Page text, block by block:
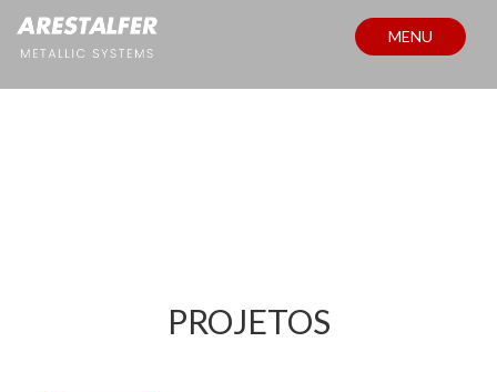
MENU
PROJETOS